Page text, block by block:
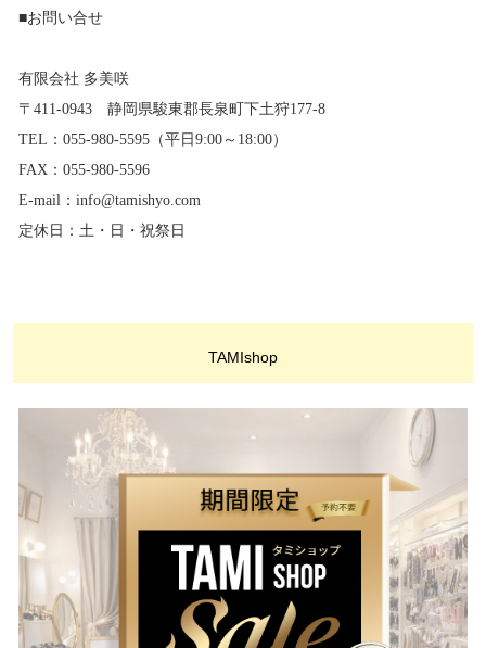
■お問い合せ
有限会社 多美咲
〒411-0943 静岡県駿東郡長泉町下土狩177-8
TEL：055-980-5595（平日9:00～18:00）
FAX：055-980-5596
E-mail：info@tamishyo.com
定休日：土・日・祝祭日
TAMIshop